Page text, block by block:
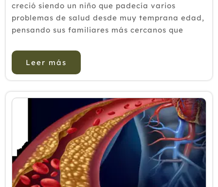
2015
2014
2012
creció siendo un niño que padecía varios
problemas de salud desde muy temprana edad,
pensando sus familiares más cercanos que
Fueron sus problemas de salud, cada día más
débil y deteriorado, lo que...
Leer más